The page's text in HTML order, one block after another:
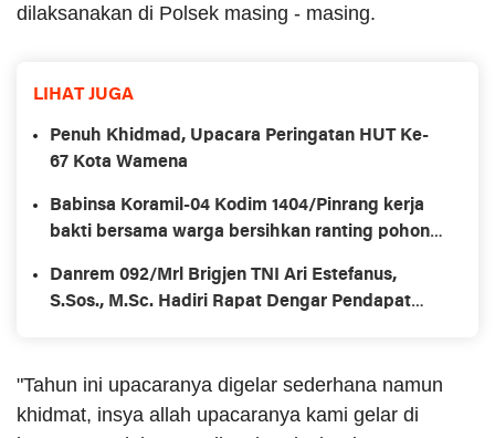
dilaksanakan di Polsek masing - masing.
LIHAT JUGA
Penuh Khidmad, Upacara Peringatan HUT Ke-
67 Kota Wamena
Babinsa Koramil-04 Kodim 1404/Pinrang kerja
bakti bersama warga bersihkan ranting pohon
Danrem 092/Mrl Brigjen TNI Ari Estefanus,
S.Sos., M.Sc. Hadiri Rapat Dengar Pendapat
"Tahun ini upacaranya digelar sederhana namun
khidmat, insya allah upacaranya kami gelar di